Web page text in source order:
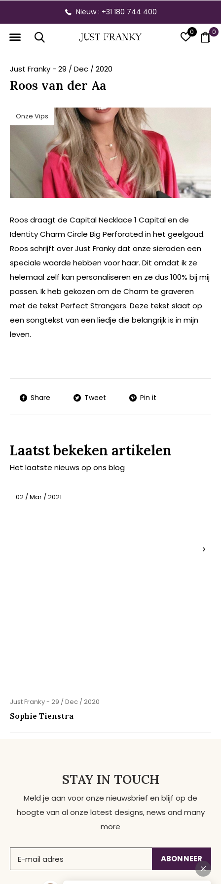
0 0
Nieuw : +31 180 744 400
Just Franky - 29 / Dec / 2020
Roos van der Aa
Onze Vips
Roos draagt de Capital Necklace 1 Capital en de
Identity Charm Circle Big Perforated in het geelgoud.
Roos schrijft over Just Franky dat onze sieraden een
speciale waarde hebben voor haar. Dit omdat ik ze
helemaal zelf kan personaliseren en ze dus 100% bij mij
passen. Ik heb gekozen om de Charm te graveren
met de tekst Perfect Strangers. Deze tekst slaat op
een songtekst van een liedje die belangrijk is in mijn
leven.
Share Tweet Pin it
Laatst bekeken artikelen
Het laatste nieuws op ons blog
02 / Mar / 2021
Just Franky - 29 / Dec / 2020
Sophie Tienstra
STAY IN TOUCH
Meld je aan voor onze nieuwsbrief en blijf op de
hoogte van al onze latest designs, news and many
more
ABONNEER